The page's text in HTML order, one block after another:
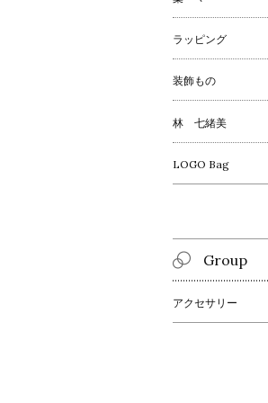
ラッピング
装飾もの
林 七緒美
LOGO Bag
Group
アクセサリー